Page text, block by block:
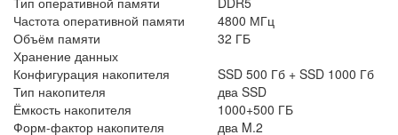
Частота оперативной памяти
4800 МГц
Объём памяти
32 ГБ
Хранение данных
Конфигурация накопителя
SSD 500 Гб + SSD 1000 Гб
Тип накопителя
два SSD
Ёмкость накопителя
1000+500 ГБ
Форм-фактор накопителя
два M.2